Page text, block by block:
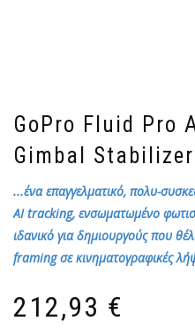
GoPro Fluid Pro
Gimbal
...ένα επαγγελματικό, πολυ-
AI tracking, ενσωματωμένο
ιδανικό για δημιουργούς που
framing σε κινηματογραφικές
212,93 €